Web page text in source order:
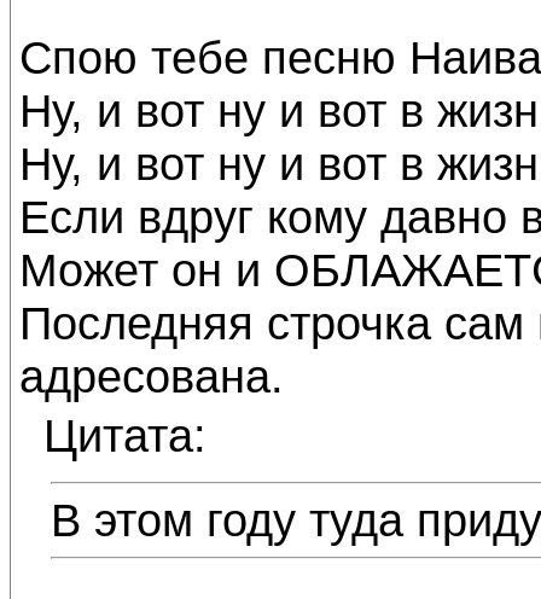
Спою тебе песню
Ну, и вот ну и вот в
Ну, и вот ну и вот в
Если вдруг кому давно
Может он и
Последняя строчка
адресована.
Цитата:
В этом году туда